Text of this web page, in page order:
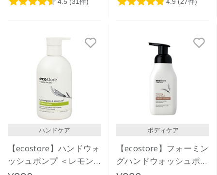
ハンドケア
【ecostore】ハンドウォ
ッシュポンプ ＜レモン
ボディケア
【ecostore】フォーミン
グハンドウォッシュポン